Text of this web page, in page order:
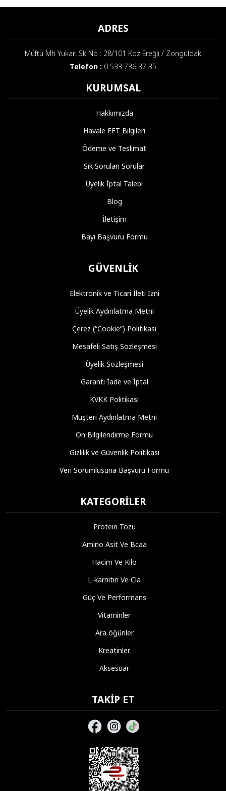
ADRES
Müftü Mh Yukarı Sk No : 28/101 Kdz Ereğli / Zonguldak
Telefon : 0 533 736 37 35
KURUMSAL
Hakkımızda
Havale EFT Bilgileri
Ödeme ve Teslimat
Sık Sorulan Sorular
Üyelik İptal Talebi
Blog
İletişim
Bayi Başvuru Formu
GÜVENLIK
Elektronik ve Ticari İleti İzni
Üyelik Aydınlatma Metni
Çerez (“Cookie”) Politikası
Mesafeli Satış Sözleşmesi
Üyelik Sözleşmesi
Garanti İade ve İptal
KVKK Politikası
Müşteri Aydınlatma Metni
Ön Bilgilendirme Formu
Gizlilik ve Güvenlik Politikası
Veri Sorumlusuna Başvuru Formu
KATEGORILER
Protein Tozu
Amino Asit Ve Bcaa
Hacim Ve Kilo
L-karnitin Ve Cla
Güç Ve Performans
Vitaminler
Ara öğünler
Kreatinler
Aksesuar
TAKIP ET